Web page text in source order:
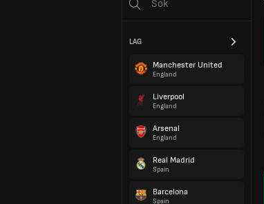
LAG
Manchester United
England
Liverpool
England
Arsenal
England
Real Madrid
Spain
Barcelona
Spain